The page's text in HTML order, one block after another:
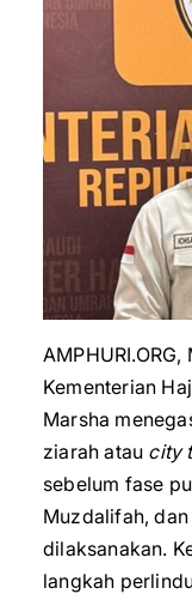
Kementerian
Marsha
ziarah atau city
sebelum fase
Muzdalifah,
dilaksanakan.
langkah